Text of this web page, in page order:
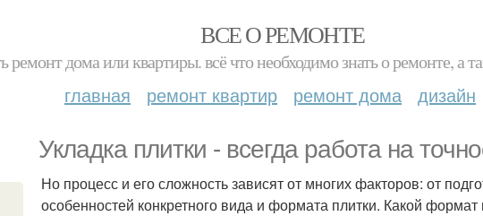
ВСЕ О РЕМОНТЕ
ремонт дома или квартиры. всё что необходимо знать о ремонте,
главная ремонт квартир ремонт дома дизайн
Укладка плитки - всегда работа на
Но процесс и его сложность зависят от многих факторов: от
особенностей конкретного вида и формата плитки. Какой